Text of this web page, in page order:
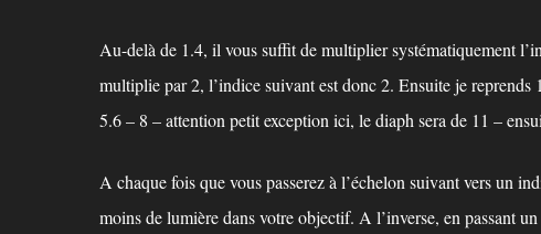
Au-delà de 1.4, il vous suffit de multiplier systématiquement
multiplie par 2, l’indice suivant est donc 2. Ensuite je
5.6 – 8 – attention petit exception ici, le diaph sera de 11 –
A chaque fois que vous passerez à l’échelon suivant vers un
moins de lumière dans votre objectif. A l’inverse, en passant